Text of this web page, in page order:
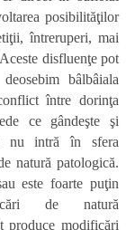
posibilităţilor
întreruperi, mai
disfluenţe pot
bâlbâiala
între dorinţa
ce gândeşte şi
nu intră în sfera
natură patologică.
este foarte puţin
de natură
produce modificări